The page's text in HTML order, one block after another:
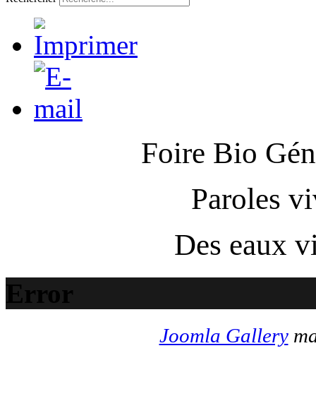
Foire Bio
Paroles
Des eaux
Error
Joomla Gallery